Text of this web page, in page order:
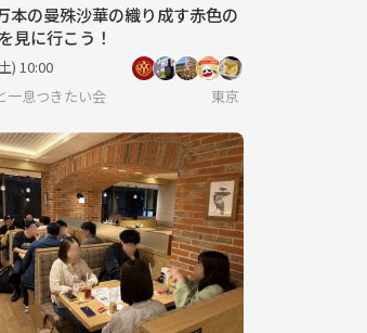
本の曼殊沙華の織り成す赤色の
見に行こう！
) 10:00
一息つきたい会
東京